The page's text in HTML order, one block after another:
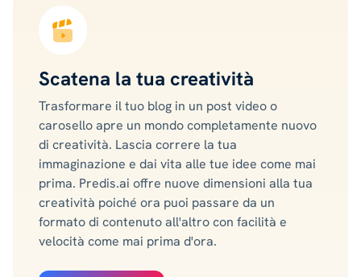
Scatena la tua creatività
Trasformare il tuo blog in un post video o
carosello apre un mondo completamente nuovo
di creatività. Lascia correre la tua
immaginazione e dai vita alle tue idee come mai
prima. Predis.ai offre nuove dimensioni alla tua
creatività poiché ora puoi passare da un
formato di contenuto all'altro con facilità e
velocità come mai prima d'ora.